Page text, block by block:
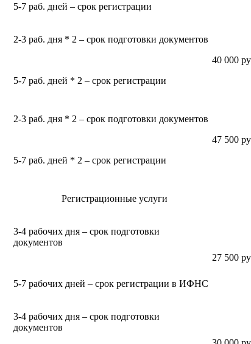
5-7 раб. дней – срок регистрации
2-3 раб. дня * 2 – срок подготовки документов
5-7 раб. дней * 2 – срок регистрации
40 000
2-3 раб. дня * 2 – срок подготовки документов
5-7 раб. дней * 2 – срок регистрации
47 500
Регистрационные услуги
3-4 рабочих дня – срок подготовки
документов
5-7 рабочих дней – срок регистрации в ИФНС
27 500
3-4 рабочих дня – срок подготовки
документов